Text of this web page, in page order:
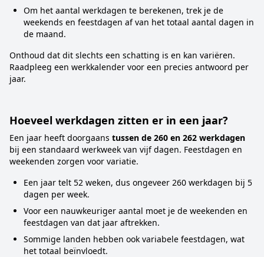
Om het aantal werkdagen te berekenen, trek je de
weekends en feestdagen af van het totaal aantal dagen in
de maand.
Onthoud dat dit slechts een schatting is en kan variëren.
Raadpleeg een werkkalender voor een precies antwoord per
jaar.
Hoeveel werkdagen zitten er in een jaar?
Een jaar heeft doorgaans tussen de 260 en 262 werkdagen
bij een standaard werkweek van vijf dagen. Feestdagen en
weekenden zorgen voor variatie.
Een jaar telt 52 weken, dus ongeveer 260 werkdagen bij 5
dagen per week.
Voor een nauwkeuriger aantal moet je de weekenden en
feestdagen van dat jaar aftrekken.
Sommige landen hebben ook variabele feestdagen, wat
het totaal beïnvloedt.